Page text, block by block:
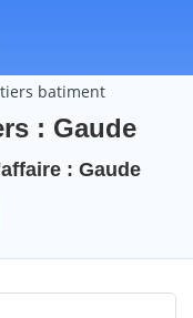
batiment
: Gaude
: Gaude